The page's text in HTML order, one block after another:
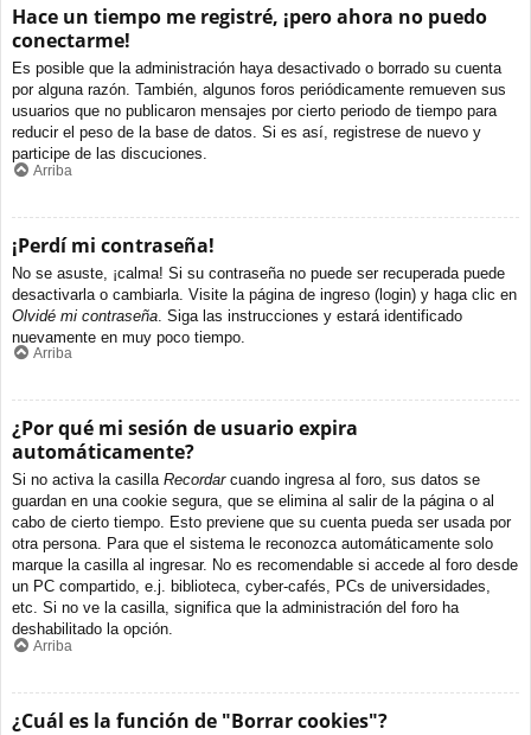
Hace un tiempo me registré, ¡pero ahora no puedo
conectarme!
Es posible que la administración haya desactivado o borrado su cuenta
por alguna razón. También, algunos foros periódicamente remueven sus
usuarios que no publicaron mensajes por cierto periodo de tiempo para
reducir el peso de la base de datos. Si es así, registrese de nuevo y
participe de las discuciones.
Arriba
¡Perdí mi contraseña!
No se asuste, ¡calma! Si su contraseña no puede ser recuperada puede
desactivarla o cambiarla. Visite la página de ingreso (login) y haga clic en
Olvidé mi contraseña . Siga las instrucciones y estará identificado
nuevamente en muy poco tiempo.
Arriba
¿Por qué mi sesión de usuario expira
automáticamente?
Si no activa la casilla Recordarcuando ingresa al foro, sus datos se
guardan en una cookie segura, que se elimina al salir de la página o al
cabo de cierto tiempo. Esto previene que su cuenta pueda ser usada por
otra persona. Para que el sistema le reconozca automáticamente solo
marque la casilla al ingresar. No es recomendable si accede al foro desde
un PC compartido, e.j. biblioteca, cyber-cafés, PCs de universidades,
etc. Si no ve la casilla, significa que la administración del foro ha
deshabilitado la opción.
Arriba
¿Cuál es la función de "Borrar cookies"?